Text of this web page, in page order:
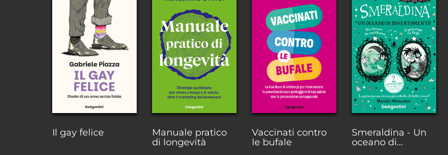
Il gay felice
Manuale pratico
di longevità
Vaccinati contro
le bufale
Smeraldina - Un
oceano di...